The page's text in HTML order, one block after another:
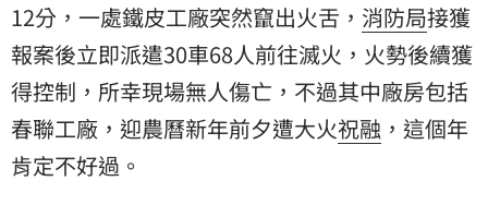
12分，一處鐵皮工廠突然竄出火舌， 消防局接獲
報案後立即派遣30車68人前往滅火，火勢後續獲
得控制，所幸現場無人傷亡，不過其中廠房包括
春聯工廠，迎農曆新年前夕遭大火祝融 ，這個年
肯定不好過。